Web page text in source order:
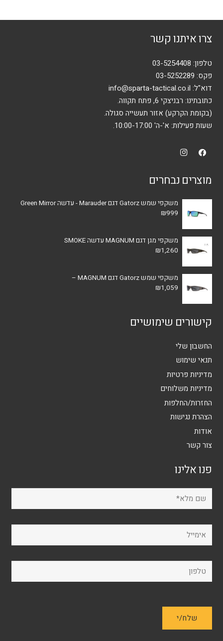
צרו איתנו קשר
טלפון: 03-5254408
פקס: 03-5252289
דוא"ל: info@sparta-tactical.co.il
כתובתינו: רבניצקי 6, פתח תקווה.
(בקומת הקרקע) אזור תעשייה סגולה.
שעות פעילות: א'-ה' 10:00-17:00.
מוצרים נבחרים
משקפי שמש Gatorz דגם Marauder - עדשה Green Mirror
₪999
משקפי מגן דגם MAGNUM עדשה SMOKE
₪1,260
משקפי שמש Gatorz דגם MAGNUM –
₪1,059
קישורים שימושיים
החשבון שלי
תנאי שימוש
מדיניות פרטיות
מדיניות משלוחים
החזרות/החלפות
הצהרת נגישות
אודות
צור קשר
פנו אלינו